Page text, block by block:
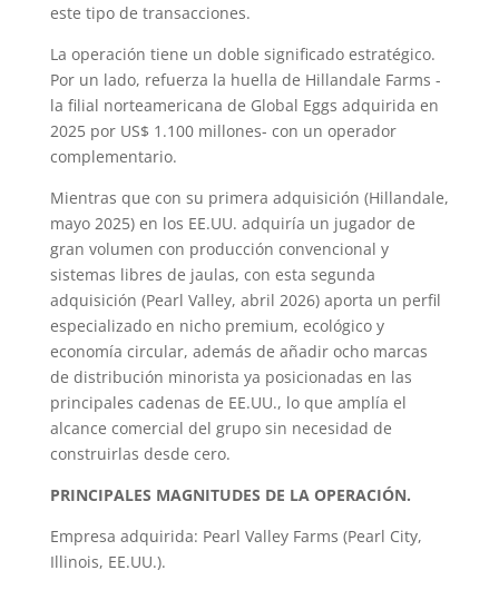
este tipo de transacciones.
La operación tiene un doble significado estratégico.
Por un lado, refuerza la huella de Hillandale Farms -
la filial norteamericana de Global Eggs adquirida en
2025 por US$ 1.100 millones- con un operador
complementario.
Mientras que con su primera adquisición (Hillandale,
mayo 2025) en los EE.UU. adquiría un jugador de
gran volumen con producción convencional y
sistemas libres de jaulas, con esta segunda
adquisición (Pearl Valley, abril 2026) aporta un perfil
especializado en nicho premium, ecológico y
economía circular, además de añadir ocho marcas
de distribución minorista ya posicionadas en las
principales cadenas de EE.UU., lo que amplía el
alcance comercial del grupo sin necesidad de
construirlas desde cero.
PRINCIPALES MAGNITUDES DE LA OPERACIÓN.
Empresa adquirida: Pearl Valley Farms (Pearl City,
Illinois, EE.UU.).